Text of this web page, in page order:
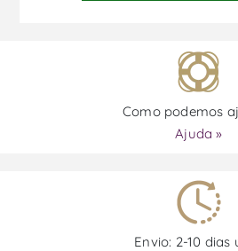
Como podemos
Ajuda »
Envio: 2-10 dias